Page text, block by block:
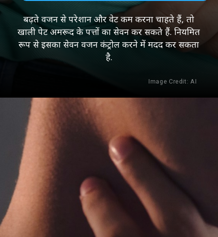
बढ़ते वजन से परेशान और वेट कम करना चाहते हैं, तो
खाली पेट अमरूद के पत्तों का सेवन कर सकते हैं. नियमित
रूप से इसका सेवन वजन कंट्रोल करने में मदद कर सकता
है.
Image Credit: AI